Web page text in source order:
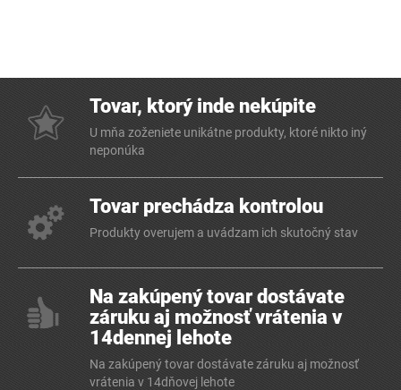
Tovar, ktorý inde nekúpite
U mňa zoženiete unikátne produkty, ktoré nikto iný
neponúka
Tovar prechádza kontrolou
Produkty overujem a uvádzam ich skutočný stav
Na zakúpený tovar dostávate
záruku aj možnosť vrátenia v
14dennej lehote
Na zakúpený tovar dostávate záruku aj možnosť
vrátenia v 14dňovej lehote